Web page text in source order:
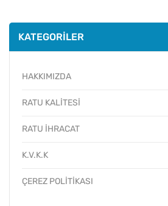
KATEGORILER
HAKKIMIZDA
RATU KALİTESİ
RATU İHRACAT
K.V.K.K
ÇEREZ POLİTİKASI